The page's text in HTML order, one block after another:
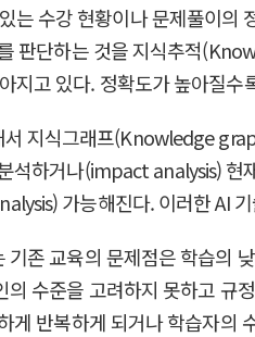
수강 현황이나 문제풀이의
판단하는 것을 지식추적
고 있다. 정확도가 높아질수
지식그래프(Knowledge
석하거나(impact analysis)
가능해진다. 이러한 AI
존 교육의 문제점은 학습의
수준을 고려하지 못하고
반복하게 되거나 학습자